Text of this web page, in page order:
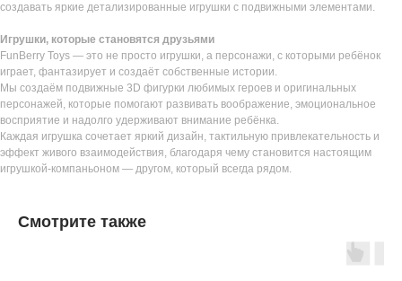
создавать яркие детализированные игрушки с подвижными элементами.
Игрушки, которые становятся друзьями
FunBerry Toys — это не просто игрушки, а персонажи, с которыми ребёнок
играет, фантазирует и создаёт собственные истории.
Мы создаём подвижные 3D фигурки любимых героев и оригинальных
персонажей, которые помогают развивать воображение, эмоциональное
восприятие и надолго удерживают внимание ребёнка.
Каждая игрушка сочетает яркий дизайн, тактильную привлекательность и
эффект живого взаимодействия, благодаря чему становится настоящим
игрушкой-компаньоном — другом, который всегда рядом.
Смотрите также